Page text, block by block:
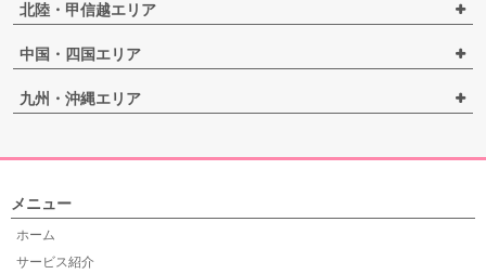
北陸・甲信越エリア
中国・四国エリア
九州・沖縄エリア
メニュー
ホーム
サービス紹介